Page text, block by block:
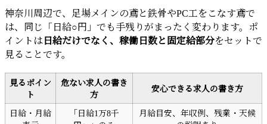
神奈川周辺で、足場メインの鳶と鉄骨やPC工をこなす鳶で
は、同じ「日給○円」でも手残りがまったく変わります。ポ
イントは 日給だけでなく、稼働日数と固定給部分をセットで
見ることです。
見るポイン
ト
危ない求人の書き
方
安心できる求人の書き方
日給・月給
「日給1万8千
月給目安、年収例、残業・天候